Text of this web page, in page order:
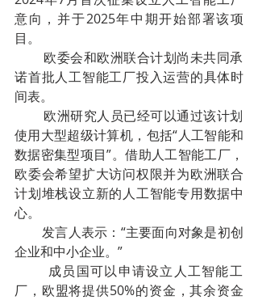
意向，并于2025年中期开始部署该项
目。
诺首批人工智能工厂投入运营的具体时
间表。
使用大型超级计算机，包括“人工智能和
数据密集型项目”。借助人工智能工厂，
欧委会希望扩大访问权限并为欧洲联合
计划堆栈设立新的人工智能专用数据中
心。
企业和中小企业。”
厂，欧盟将提供50%的资金，其余资金